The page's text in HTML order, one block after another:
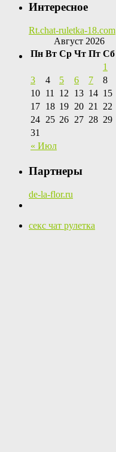
Интересное
Rt.chat-ruletka-18.com
Август 2026
Пн Вт Ср Чт Пт Сб
« Июл
1
3
4 5 6 7 8
10 11 12 13 14 15
17 18 19 20 21 22
24 25 26 27 28 29
31
Партнеры
de-la-flor.ru
секс чат рулетка